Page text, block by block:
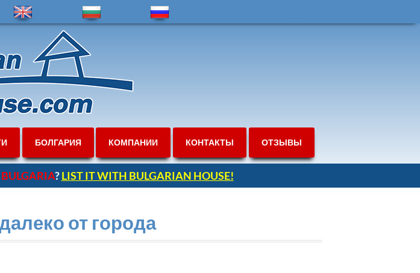
БОЛГАРИЯ КОМПАНИИ КОНТАКТЫ ОТЗЫВЫ
BULGARIA?LIST IT WITH BULGARIAN HOUSE!
от города